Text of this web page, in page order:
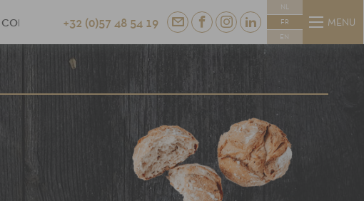
CONTACT +32 (0)57 48 54 19
NL
FR
EN
MENU